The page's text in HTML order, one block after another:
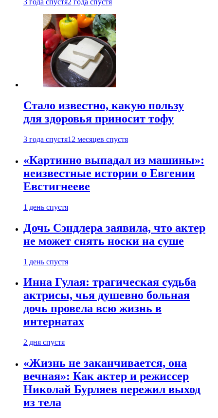
3 года спустя2 года спустя
Стало известно, какую пользу
для здоровья приносит тофу
3 года спустя12 месяцев спустя
«Картинно выпадал из машины»:
неизвестные истории о Евгении
Евстигнееве
1 день спустя
Дочь Сэндлера заявила, что актер
не может снять носки на суше
1 день спустя
Инна Гулая: трагическая судьба
актрисы, чья душевно больная
дочь провела всю жизнь в
интернатах
2 дня спустя
«Жизнь не заканчивается, она
вечная»: Как актер и режиссер
Николай Бурляев пережил выход
из тела